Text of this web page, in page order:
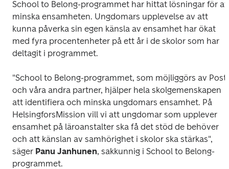
School to Belong-programmet har hittat lösningar för
minska ensamheten. Ungdomars upplevelse av att
kunna påverka sin egen känsla av ensamhet har ökat
med fyra procentenheter på ett år i de skolor som har
deltagit i programmet.
"School to Belong-programmet, som möjliggörs av Posti
och våra andra partner, hjälper hela skolgemenskapen
att identifiera och minska ungdomars ensamhet. På
HelsingforsMission vill vi att ungdomar som upplever
ensamhet på läroanstalter ska få det stöd de behöver
och att känslan av samhörighet i skolor ska stärkas",
säger Panu Janhunen, sakkunnig i School to Belong-
programmet.